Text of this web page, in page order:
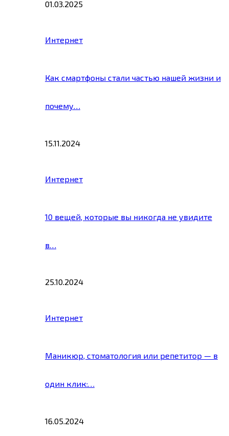
01.03.2025
Интернет
Как смартфоны стали частью нашей жизни и
почему…
15.11.2024
Интернет
10 вещей, которые вы никогда не увидите
в…
25.10.2024
Интернет
Маникюр, стоматология или репетитор — в
один клик:…
16.05.2024